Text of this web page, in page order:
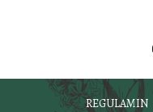
REGULAMIN